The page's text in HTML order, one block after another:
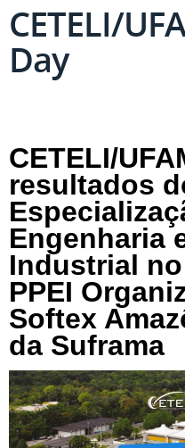
CETELI/
Day
CETELI/
resultados
Engenharia
Industrial
PPEI
Softex
da Suframa